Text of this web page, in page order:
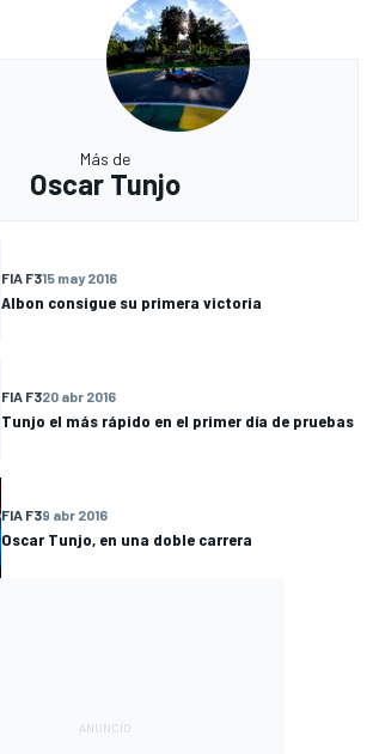
Más de
Oscar Tunjo
FIA F315 may 2016
Albon consigue su primera victoria
FIA F320 abr 2016
Tunjo el más rápido en el primer día de pruebas
FIA F39 abr 2016
Oscar Tunjo, en una doble carrera